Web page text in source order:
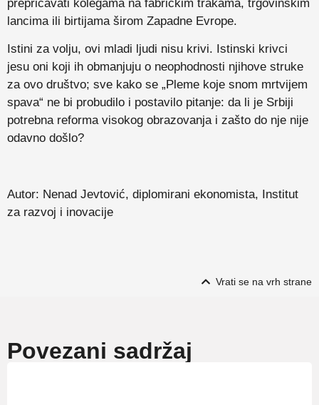
prepričavati kolegama na fabričkim trakama, trgovinskim
lancima ili birtijama širom Zapadne Evrope.
Istini za volju, ovi mladi ljudi nisu krivi. Istinski krivci
jesu oni koji ih obmanjuju o neophodnosti njihove struke
za ovo društvo; sve kako se „Pleme koje snom mrtvijem
spava“ ne bi probudilo i postavilo pitanje: da li je Srbiji
potrebna reforma visokog obrazovanja i zašto do nje nije
odavno došlo?
Autor: Nenad Jevtović, diplomirani ekonomista, Institut
za razvoj i inovacije
Vrati se na vrh strane
Povezani sadržaj